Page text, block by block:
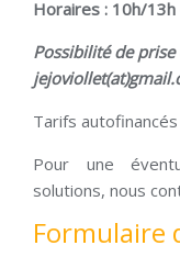
Horaires : 10h/
Possibilité de
Tarifs
Pour une
solutions, nous
Formulaire